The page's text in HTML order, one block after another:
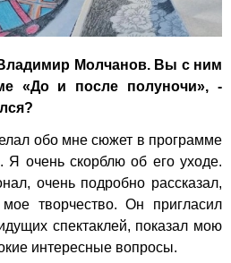
Молчанов. Вы с ним
«До и после полуночи», -
обо мне сюжет в программе
Я очень скорблю об его уходе.
очень подробно рассказал,
творчество. Он пригласил
спектаклей, показал мою
интересные вопросы.